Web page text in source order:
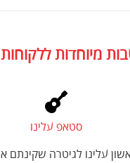
מיוחדות
סטאפ עלינו
עלינו לגיטרה שקינתם